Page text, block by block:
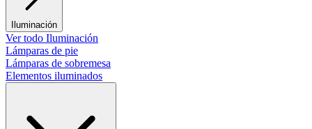
Iluminación
Ver todo Iluminación
Lámparas de pie
Lámparas de sobremesa
Elementos iluminados